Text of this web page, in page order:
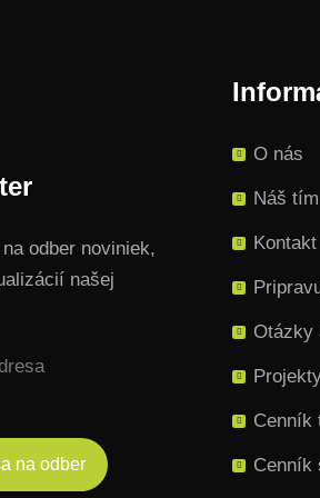
odber noviniek,
našej
O nás
Náš tím
Kontakt
Otázky
Cenník
Cenník